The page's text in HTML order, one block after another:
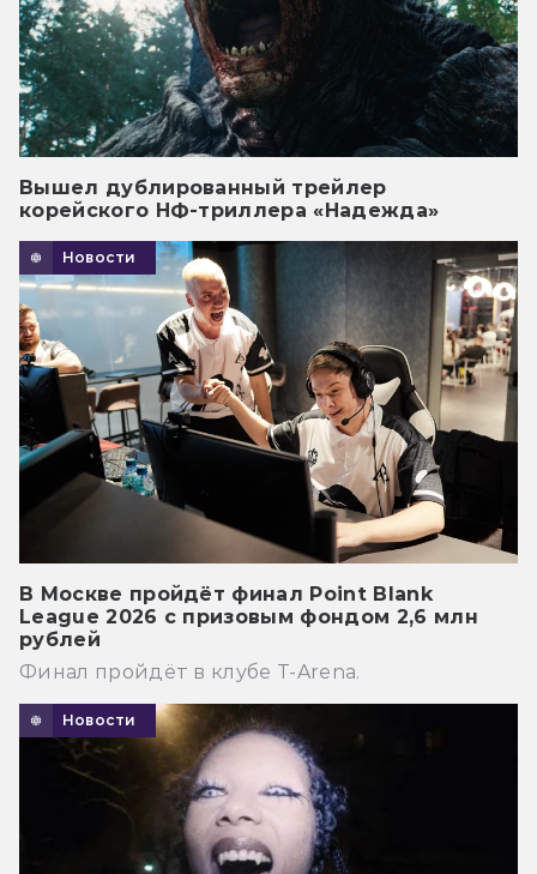
Вышел дублированный трейлер
корейского НФ-триллера «Надежда»
Новости
В Москве пройдёт финал Point Blank
League 2026 с призовым фондом 2,6 млн
рублей
Финал пройдёт в клубе T-Arena.
Новости